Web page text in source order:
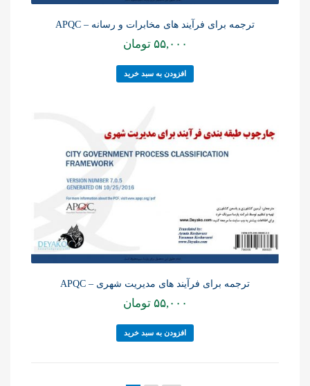
ترجمه برای فرآیند های مخابرات و رسانه – APQC
۵۵,۰۰۰ تومان
افزودن به سبد خرید
ترجمه برای فرآیند های مدیریت شهری – APQC
۵۵,۰۰۰ تومان
افزودن به سبد خرید